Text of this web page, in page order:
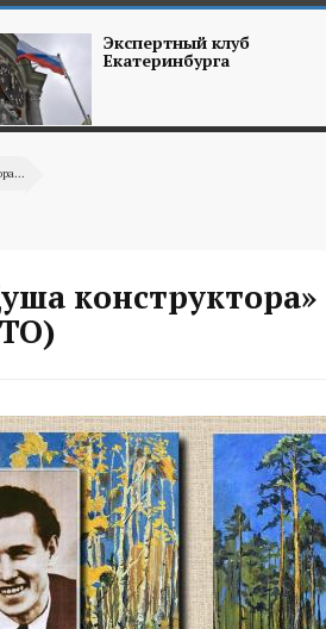
Экспертный клуб
Екатеринбурга
конструктора»